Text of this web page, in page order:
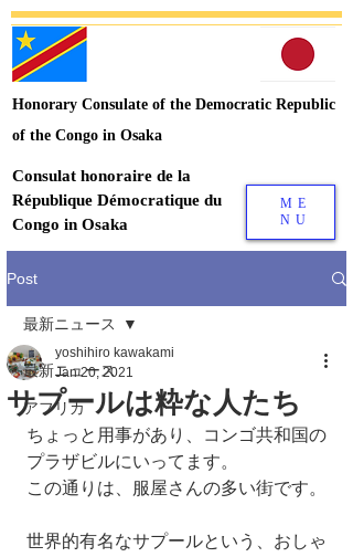
Honorary Consulate of the Democratic Republic
of the Congo in Osaka
Consulat honoraire de la
République Démocratique du
Congo in Osaka
ME
NU
Post
最新ニュース
アフリカ
最新ニュース
サプールは粋な人たち
yoshihiro kawakami
Jan 20, 2021
ちょっと用事があり、コンゴ共和国の
プラザビルにいってます。
この通りは、服屋さんの多い街です。
世界的有名なサプールという、おしゃ